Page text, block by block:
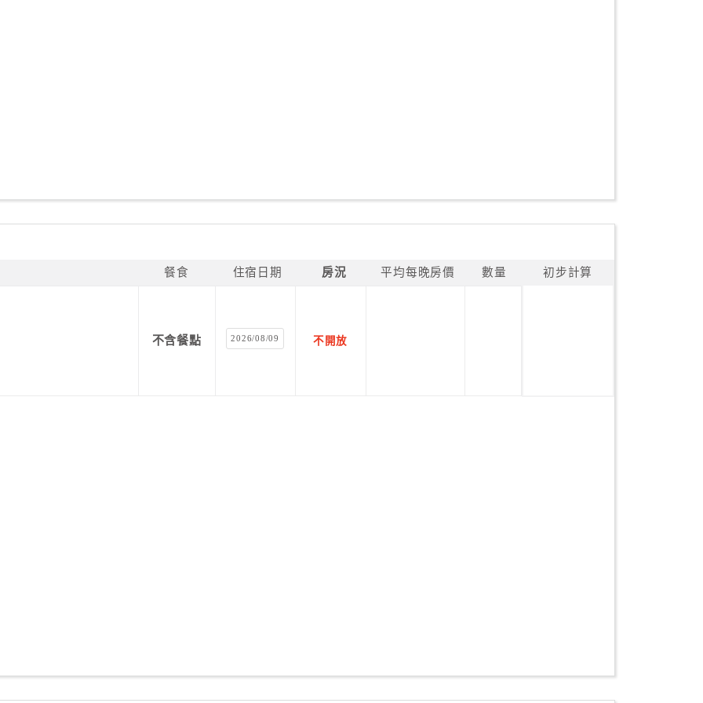
餐食 住宿日期 房況 平均每晚房價 數量 初步計算
不含餐點 2026/08/09 不開放